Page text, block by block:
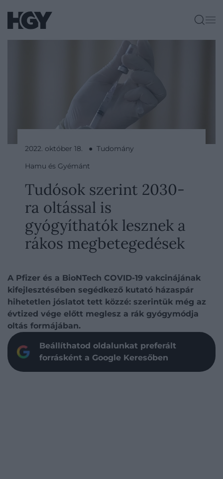
2022. október 18. ● Tudomány
Hamu és Gyémánt
Tudósok szerint 2030-
ra oltással is
gyógyíthatók lesznek a
rákos megbetegedések
A Pfizer és a BioNTech COVID-19 vakcinájának
kifejlesztésében segédkező kutató házaspár
hihetetlen jóslatot tett közzé: szerintük még az
évtized vége előtt meglesz a rák gyógymódja
oltás formájában.
Beállíthatod oldalunkat preferált
forrásként a Google Keresőben